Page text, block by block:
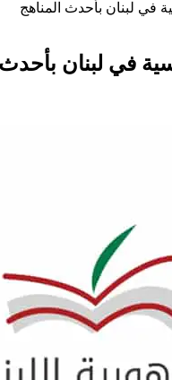
في لبنان بأحدث المناهج
في لبنان بأحدث